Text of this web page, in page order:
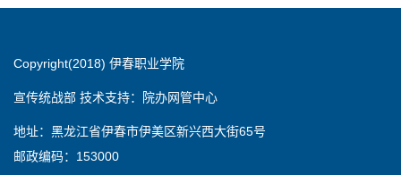
Copyright(2018) 伊春职业学院
宣传统战部 技术支持：院办网管中心
地址：黑龙江省伊春市伊美区新兴西大街65号
邮政编码：153000